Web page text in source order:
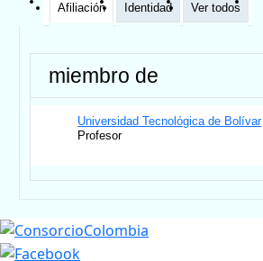
Afiliación Identidad Ver todos
miembro de
Universidad Tecnológica de Bolívar
Profesor